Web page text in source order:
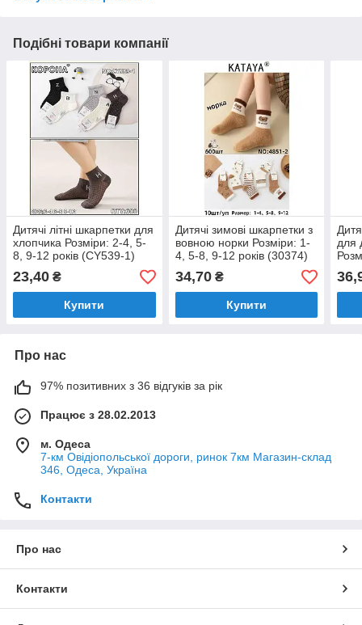
Подібні товари компанії
Дитячі літні шкарпетки для
хлопчика Розміри: 2-4, 5-
8, 9-12 років (CY539-1)
23,40 ₴
Купити
Дитячі зимові шкарпетки з
вовною норки Розміри: 1-
4, 5-8, 9-12 років (30374)
34,70₴
Купити
для
Про нас
97% позитивних з 36 відгуків за рік
Працює з 28.02.2013
м. Одеса
7-км Овідіопольської дороги, ринок 7км Магазин-склад
346, Одеса, Україна
Контакти
Про нас
Контакти